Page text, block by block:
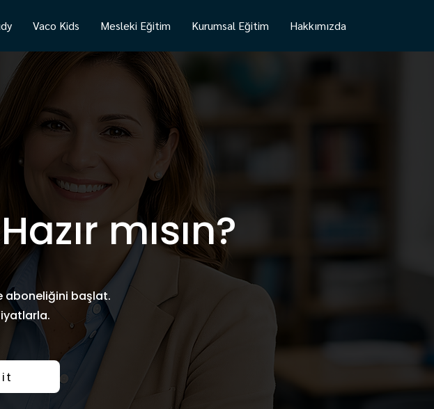
Vaco Kids Mesleki Eğitim Kurumsal Eğitim Hakkımızda
mısın?
aboneliğini başlat.